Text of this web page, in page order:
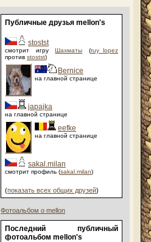
Публичные друзья mellon's
stostst
смотрит игруШахматы (ruy_lopez
против stostst)
Bernice
на главной странице
japajka
на главной странице
eefke
на главной странице
sakal.milan
смотрит профиль (sakal.milan)
(показать всех общих друзей)
Фотоальбом о mellon
Последний публичный
фотоальбом mellon's